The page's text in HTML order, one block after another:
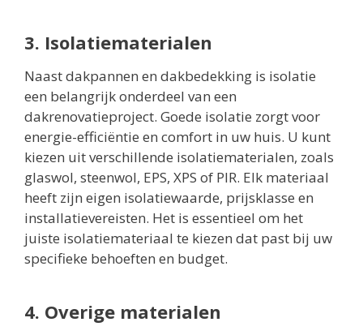
3. Isolatiematerialen
Naast dakpannen en dakbedekking is isolatie
een belangrijk onderdeel van een
dakrenovatieproject. Goede isolatie zorgt voor
energie-efficiëntie en comfort in uw huis. U kunt
kiezen uit verschillende isolatiematerialen, zoals
glaswol, steenwol, EPS, XPS of PIR. Elk materiaal
heeft zijn eigen isolatiewaarde, prijsklasse en
installatievereisten. Het is essentieel om het
juiste isolatiemateriaal te kiezen dat past bij uw
specifieke behoeften en budget.
4. Overige materialen